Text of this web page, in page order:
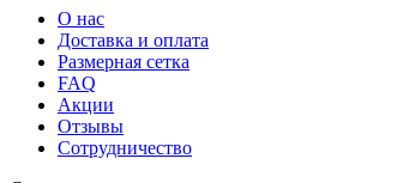
О нас
Доставка и оплата
Размерная сетка
FAQ
Акции
Отзывы
Сотрудничество